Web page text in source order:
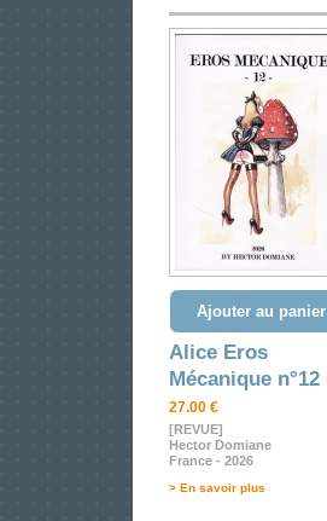
Ajouter au panier
Alice Eros
Mécanique n°12
27.00 €
[REVUE]
Hector Domiane
France - 2026
> En savoir plus